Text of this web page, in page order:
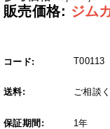
販売価格: ジム
コード: T00113
送料: ご相談
保証期間: 1年